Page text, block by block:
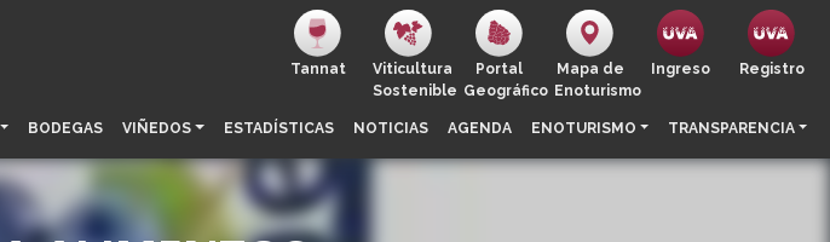
Tannat
Viticultura
Sostenible
Portal
Geográfico
Mapa de
Enoturismo
Ingreso Registro
BODEGAS VIÑEDOS ESTADÍSTICAS NOTICIAS AGENDA ENOTURISMO TRANSPARENCIA